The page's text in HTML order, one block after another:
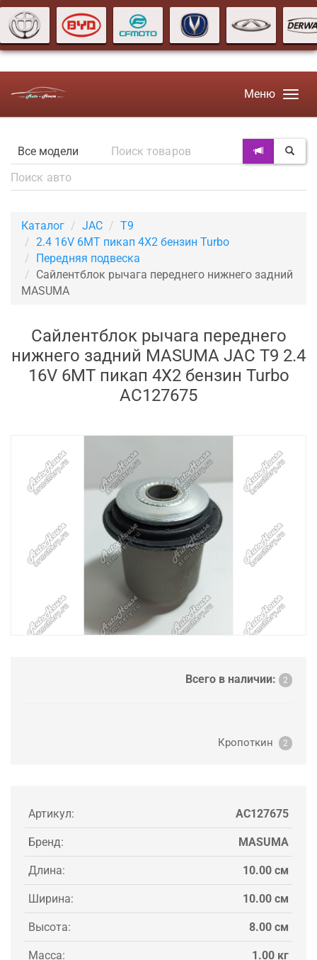
Меню
Каталог JAC
T9
2.4 16V 6MT пикап 4X2 бензин Turbo
Передняя подвеска
Сайлентблок рычага переднего нижнего задний
MASUMA
Сайлентблок рычага переднего
нижнего задний MASUMA JAC T9 2.4
16V 6MT пикап 4X2 бензин Turbo
AC127675
Всего в наличии: 2
Кропоткин 2
Артикул: AC127675
Бренд: MASUMA
Длина: 10.00 см
Ширина: 10.00 см
Высота: 8.00 см
Масса: 1.00 кг